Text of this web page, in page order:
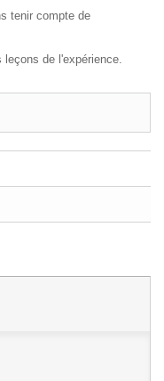
tenir compte de
leçons de l'expérience.